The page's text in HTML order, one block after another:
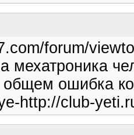
forum/
мехатроника
общем ошибка
http://club-